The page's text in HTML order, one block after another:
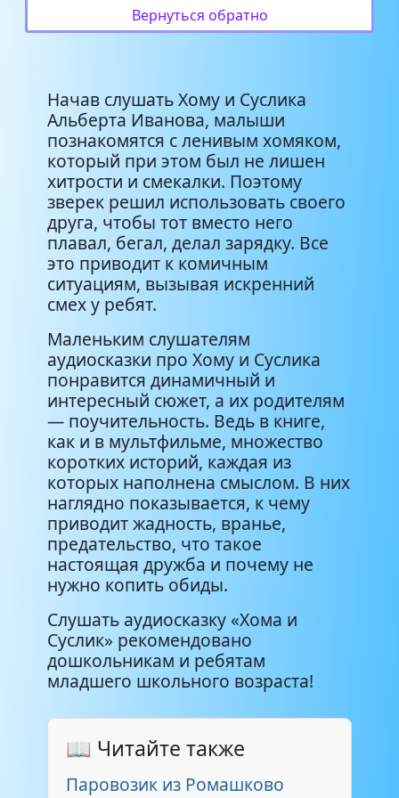
01-10 - Как Хома страшные
истории рассказывал
6:41
последнее поделили
01-12 - Как Хома зимой
купался
4:52
01-13 - Как Хома и Суслик друг
другу пели
01-14 - Как Хома и Суслик в
гости ходили
01-15 - Как Хома кота встретил
01-16 - Как Хома звезды спасал 7:09
01-17 - Как Хома и Суслик
важными стали
7:46
01-18 - Как Хома свою нору
искал
01-19 - Как Хома с муравьем
дружил
01-20 - Как Хома и Суслик не
разлучались
02-01 - Как Суслик шустрым
оказался
Вернуться обратно
Начав слушать Хому и Суслика
Альберта Иванова, малыши
познакомятся с ленивым хомяком,
который при этом был не лишен
хитрости и смекалки. Поэтому
зверек решил использовать своего
друга, чтобы тот вместо него
плавал, бегал, делал зарядку. Все
это приводит к комичным
ситуациям, вызывая искренний
смех у ребят.
Маленьким слушателям
аудиосказки про Хому и Суслика
понравится динамичный и
интересный сюжет, а их родителям
— поучительность. Ведь в книге,
как и в мультфильме, множество
коротких историй, каждая из
которых наполнена смыслом. В них
наглядно показывается, к чему
приводит жадность, вранье,
предательство, что такое
настоящая дружба и почему не
нужно копить обиды.
Слушать аудиосказку «Хома и
Суслик» рекомендовано
дошкольникам и ребятам
младшего школьного возраста!
📖 Читайте также
Паровозик из Ромашково